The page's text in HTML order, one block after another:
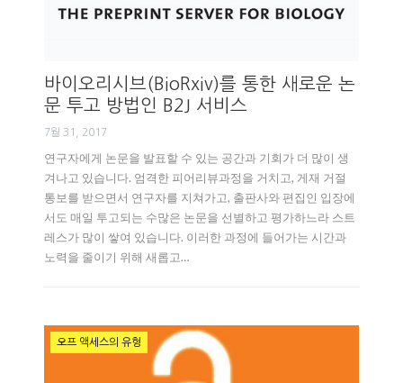
바이오리시브(BioRxiv)를 통한 새로운 논
문 투고 방법인 B2J 서비스
7월 31, 2017
연구자에게 논문을 발표할 수 있는 공간과 기회가 더 많이 생
겨나고 있습니다. 엄격한 피어리뷰과정을 거치고, 게재 거절
통보를 받으면서 연구자를 지쳐가고, 출판사와 편집인 입장에
서도 매일 투고되는 수많은 논문을 선별하고 평가하느라 스트
레스가 많이 쌓여 있습니다. 이러한 과정에 들어가는 시간과
노력을 줄이기 위해 새롭고…
오프 액세스의 유형